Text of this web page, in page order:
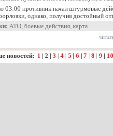
03:00 противник начал штурмовые
однако, получив достойный
АТО, боевые действия, карта
новостей: 1 | 2 | 3 | 4 | 5 | 6 | 7 | 8 | 9 | 10